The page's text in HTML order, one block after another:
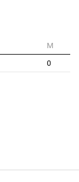
М
0